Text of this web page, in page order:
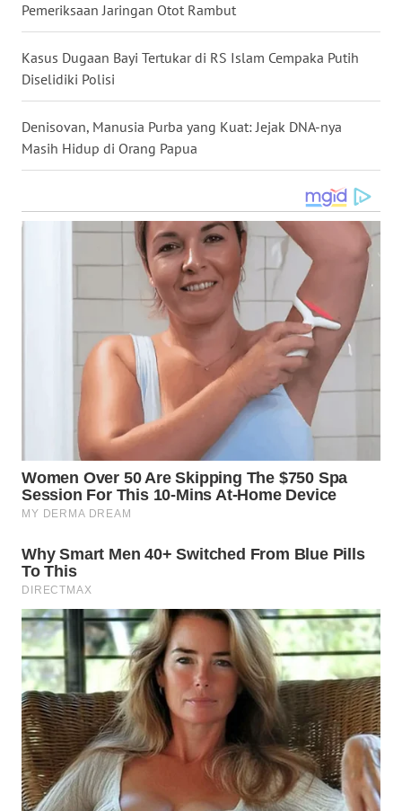
Pemeriksaan Jaringan Otot Rambut
Kasus Dugaan Bayi Tertukar di RS Islam Cempaka Putih
Diselidiki Polisi
Denisovan, Manusia Purba yang Kuat: Jejak DNA-nya
Masih Hidup di Orang Papua
WN
WN
JATIM
KALTENG
KALTARA
WN
KALSEL
WN
KALTIM
WN
SULSEL
WN
GORONTALO
WN
SULUT